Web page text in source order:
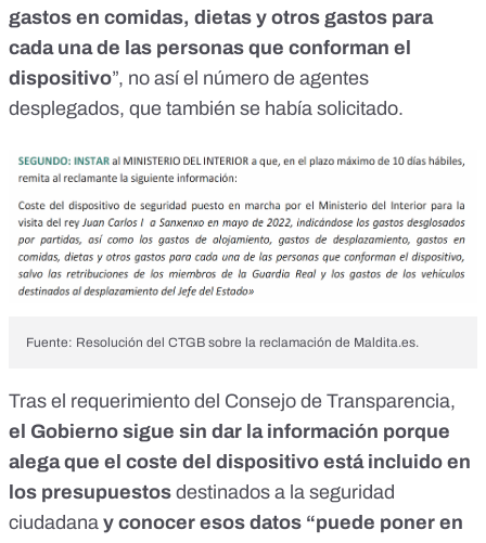
gastos en comidas, dietas y otros gastos para
cada una de las personas que conforman el
dispositivo”, no así el número de agentes
desplegados, que también se había solicitado.
Fuente: Resolución del CTGB sobre la reclamación de Maldita.es.
Tras el requerimiento del Consejo de Transparencia,
el Gobierno sigue sin dar la información porque
alega que el coste del dispositivo está incluido en
los presupuestos destinados a la seguridad
ciudadana y conocer esos datos “puede poner en